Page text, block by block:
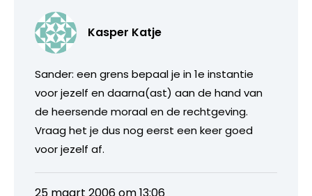
Kasper Katje
Sander: een grens bepaal je in 1e instantie
voor jezelf en daarna(ast) aan de hand van
de heersende moraal en de rechtgeving.
Vraag het je dus nog eerst een keer goed
voor jezelf af.
25 maart 2006 om 13:06